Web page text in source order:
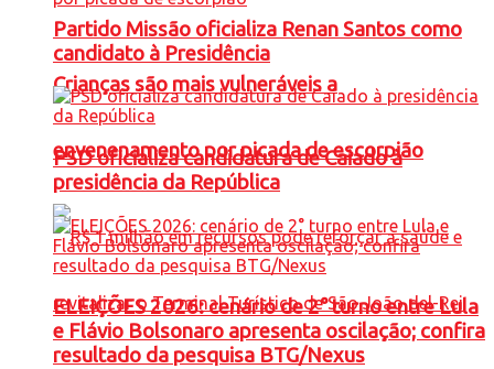
Crianças são mais vulneráveis a
envenenamento por picada de escorpião
Partido Missão oficializa Renan Santos como
candidato à Presidência
PSD oficializa candidatura de Caiado à
presidência da República
ELEIÇÕES 2026: cenário de 2° turno entre Lula
e Flávio Bolsonaro apresenta oscilação; confira
resultado da pesquisa BTG/Nexus